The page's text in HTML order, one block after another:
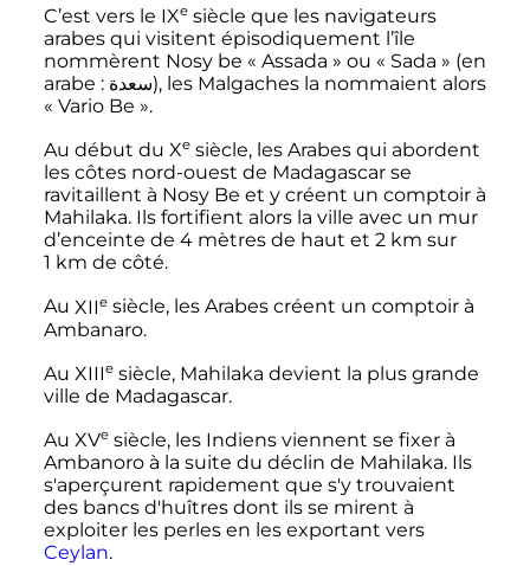
C’est vers le IXe siècle que les navigateurs
arabes qui visitent épisodiquement l’île
nommèrent Nosy be « Assada » ou « Sada » (en
arabe : سعدة), les Malgaches la nommaient alors
« Vario Be ».
Au début du Xe siècle, les Arabes qui abordent
les côtes nord-ouest de Madagascar se
ravitaillent à Nosy Be et y créent un comptoir à
Mahilaka. Ils fortifient alors la ville avec un mur
d’enceinte de 4 mètresde haut et 2 km sur
1 km de côté.
Au XIIe siècle, les Arabes créent un comptoir à
Ambanaro.
Au XIIIe siècle, Mahilaka devient la plus grande
ville de Madagascar.
Au XVe siècle, les Indiens viennent se fixer à
Ambanoro à la suite du déclin de Mahilaka. Ils
s'aperçurent rapidement que s'y trouvaient
des bancs d'huîtres dont ils se mirent à
exploiter les perles en les exportant vers
Ceylan.